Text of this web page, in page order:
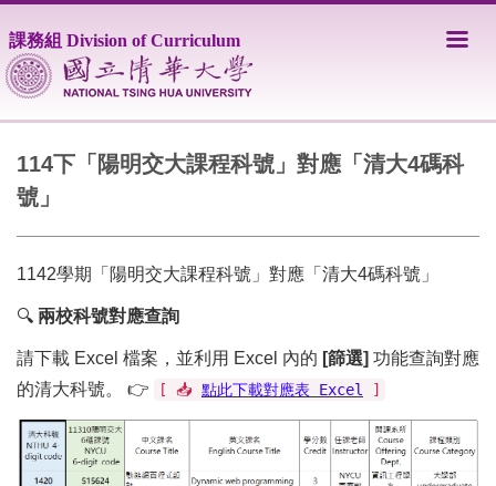
到
主
要
區
課務組 Division of Curriculum
114下「陽明交大課程科號」對應「清大4碼科
號」
1142學期「陽明交大課程科號」對應「清大4碼科號」
🔍 兩校科號對應查詢
請下載 Excel 檔案，並利用 Excel 內的 [篩選] 功能查詢對應
的清大科號。 👉
[ 📥 點此下載對應表 Excel ]